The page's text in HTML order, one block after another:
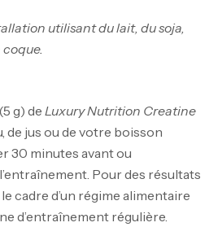
utilisant du lait, du soja,
g) de Luxury Nutrition Creatine
de jus ou de votre boisson
30 minutes avant ou
Pour des résultats
cadre d’un régime alimentaire
d’entraînement régulière.